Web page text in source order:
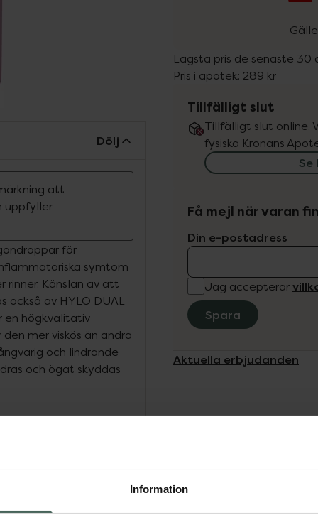
Information
Lägsta pris de senaste 30
Pris i apotek: 289 kr
Tillfälligt slut
Tillfälligt slut online.
fysiska Kronans
Få mejl när varan
Din e-postadress
Jag accepterar
Spara
Aktuella erbjudanden
Dölj
att
uppfyller
för
symtom
rinner. Känslan av att
också av HYLO DUAL
en högkvalitativ
mer viskös än andra
och lindrande
och ögat skyddas
är ektoin. Ektoin
som ett skydd
vatten till cellerna på
barriär på bindhinnan.
vilket skyddar mot